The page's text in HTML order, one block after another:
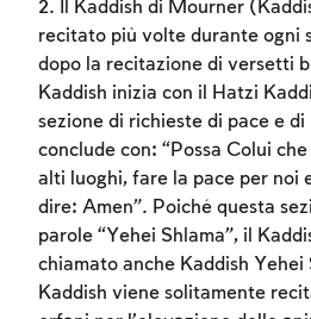
2. Il Kaddish di Mourner
recitato più volte durante ogni
dopo la recitazione di versetti
Kaddish inizia con il Hatzi
sezione di richieste di pace e
conclude con: “Possa Colui
alti luoghi, fare la pace per noi
dire: Amen”. Poiché questa
parole “Yehei Shlama”, il
chiamato anche Kaddish Yehei
Kaddish viene solitamente
Account
To mark concepts as
to create an account or
Sign up Login